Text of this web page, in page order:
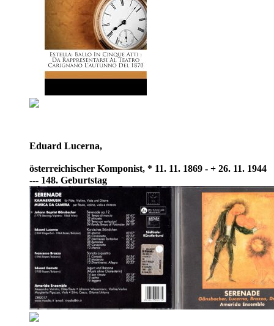
Eduard Lucerna,
österreichischer Komponist, * 11. 11. 1869 - + 26. 11. 1944
--- 148. Geburtstag